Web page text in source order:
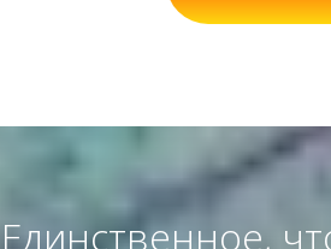
Единственное,